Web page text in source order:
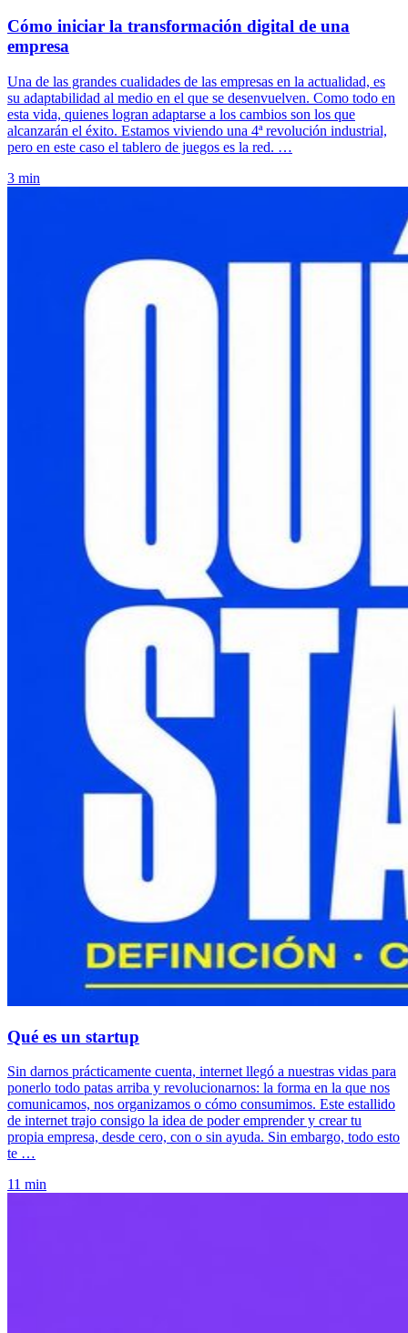
Cómo iniciar la transformación digital de una
empresa
Una de las grandes cualidades de las empresas en la actualidad, es
su adaptabilidad al medio en el que se desenvuelven. Como todo en
esta vida, quienes logran adaptarse a los cambios son los que
alcanzarán el éxito. Estamos viviendo una 4ª revolución industrial,
pero en este caso el tablero de juegos es la red. …
3 min
Qué es un startup
Sin darnos prácticamente cuenta, internet llegó a nuestras vidas para
ponerlo todo patas arriba y revolucionarnos: la forma en la que nos
comunicamos, nos organizamos o cómo consumimos. Este estallido
de internet trajo consigo la idea de poder emprender y crear tu
propia empresa, desde cero, con o sin ayuda. Sin embargo, todo esto
te …
11 min